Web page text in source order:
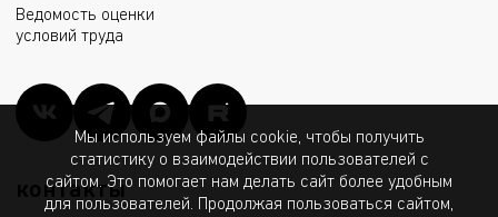
Ведомость оценки
условий труда
контакты
Мы используем файлы cookie, чтобы получить
статистику о взаимодействии пользователей с
сайтом. Это помогает нам делать сайт более удобным
для пользователей. Продолжая пользоваться сайтом,